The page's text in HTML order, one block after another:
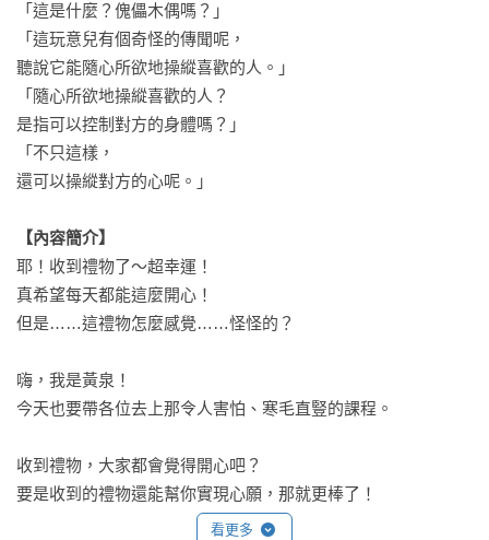
「這是什麼？傀儡木偶嗎？」
「這玩意兒有個奇怪的傳聞呢，
聽說它能隨心所欲地操縱喜歡的人。」
「隨心所欲地操縱喜歡的人？
是指可以控制對方的身體嗎？」
「不只這樣，
還可以操縱對方的心呢。」
【內容簡介】
耶！收到禮物了～超幸運！
真希望每天都能這麼開心！
但是……這禮物怎麼感覺……怪怪的？
嗨，我是黃泉！
今天也要帶各位去上那令人害怕、寒毛直豎的課程。
收到禮物，大家都會覺得開心吧？
要是收到的禮物還能幫你實現心願，那就更棒了！
但如果你知道這份禮物，會把自己推入不幸的深淵──
看更多